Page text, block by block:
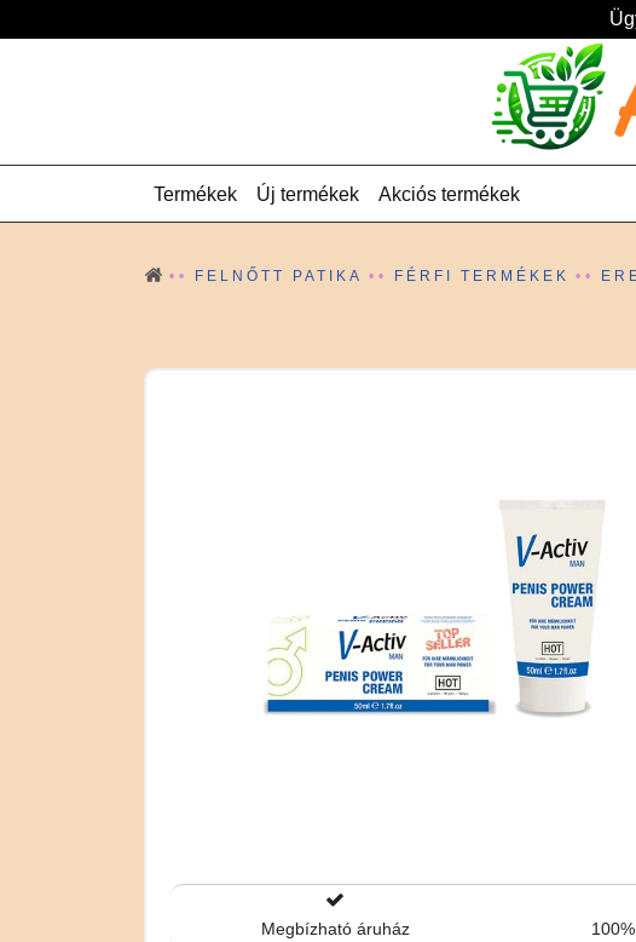
Termékek Új termékek Akciós termékek
FELNŐTT PATIKA FÉRFI TERMÉKEK
Megbízható áruház